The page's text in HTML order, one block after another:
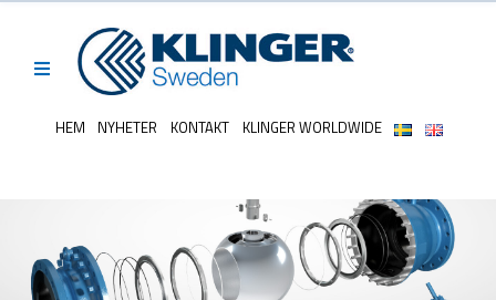
HEM NYHETER KONTAKT KLINGER WORLDWIDE